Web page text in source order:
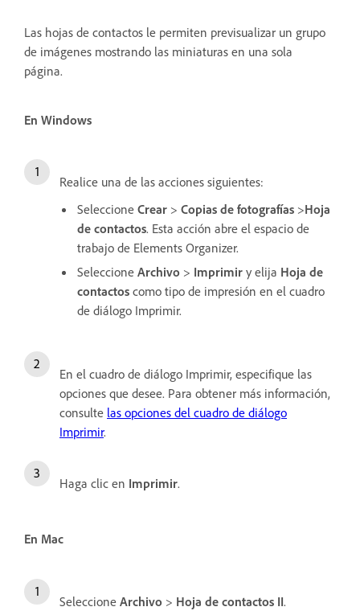
Las hojas de contactos le permiten previsualizar un grupo
de imágenes mostrando las miniaturas en una sola
página.
En Windows
Realice una de las acciones siguientes:
Seleccione Crear > Copias de fotografías >Hoja
de contactos. Esta acción abre el espacio de
trabajo de Elements Organizer.
Seleccione Archivo > Imprimir y elija Hoja de
contactos como tipo de impresión en el cuadro
de diálogo Imprimir.
En el cuadro de diálogo Imprimir, especifique las
opciones que desee. Para obtener más información,
consulte las opciones del cuadro de diálogo
Imprimir.
Haga clic en Imprimir.
En Mac
Seleccione Archivo > Hoja de contactos II.